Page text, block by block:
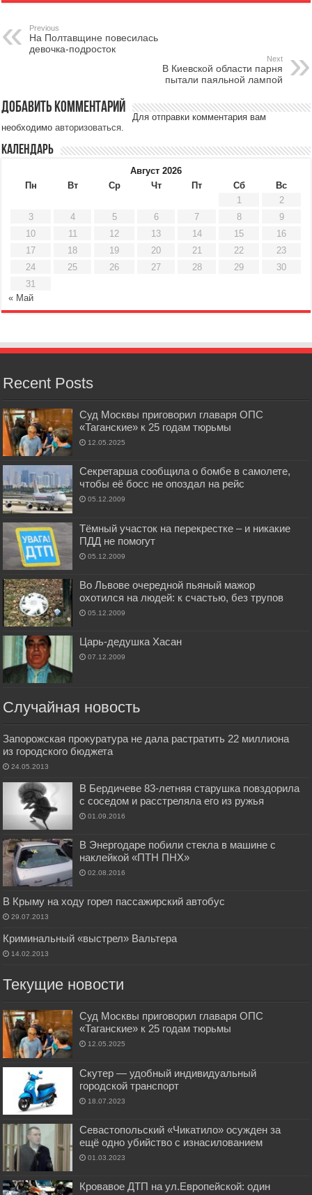
Previous
На Полтавщине повесилась
девочка-подросток
Next
В Киевской области парня
пытали паяльной лампой
Добавить комментарий
Для отправки комментария вам
необходимоавторизоваться.
Календарь
Август 2026
Пн
Вт Ср Чт Пт Сб
Вс
1
2
3
4 5 6 7 8
9
10
11 12 13 14 15
16
17
18 19 20 21 22
23
24
25 26 27 28 29
30
31
« Май
Recent Posts
Суд Москвы приговорил главаря ОПС
«Таганские» к 25 годам тюрьмы
12.05.2025
Секретарша сообщила о бомбе в самолете,
чтобы её босс не опоздал на рейс
05.12.2009
Тёмный участок на перекрестке – и никакие
ПДД не помогут
05.12.2009
Во Львове очередной пьяный мажор
охотился на людей: к счастью, без трупов
05.12.2009
Царь-дедушка Хасан
07.12.2009
Случайная новость
Запорожская прокуратура не дала растратить 22 миллиона
из городского бюджета
24.05.2013
В Бердичеве 83-летняя старушка повздорила
с соседом и расстреляла его из ружья
01.09.2016
В Энергодаре побили стекла в машине с
наклейкой «ПТН ПНХ»
02.08.2016
В Крыму на ходу горел пассажирский автобус
29.07.2013
Криминальный «выстрел» Вальтера
14.02.2013
Текущие новости
Суд Москвы приговорил главаря ОПС
«Таганские» к 25 годам тюрьмы
12.05.2025
Скутер — удобный индивидуальный
городской транспорт
18.07.2023
Севастопольский «Чикатило» осужден за
ещё одно убийство с изнасилованием
01.03.2023
Кровавое ДТП на ул.Европейской: один